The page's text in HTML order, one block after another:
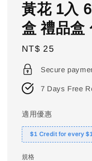
黃花 1入
盒 禮品盒
Regular
price
NT$ 25
Secure
7 Days Free
適用優惠
$1 Credit for every
規格